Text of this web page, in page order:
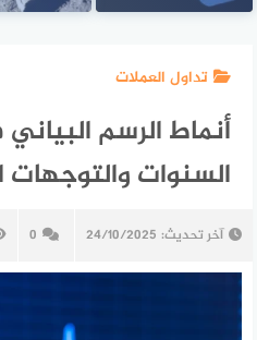
تداول العملات
أنماط الرسم
السنوات والتوجهات
آخر تحديث: 24/10/2025
0